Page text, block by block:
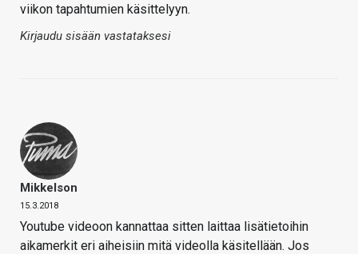
viikon tapahtumien käsittelyyn.
Kirjaudu sisään vastataksesi
Mikkelson
15.3.2018
Youtube videoon kannattaa sitten laittaa lisätietoihin
aikamerkit eri aiheisiin mitä videolla käsitellään. Jos